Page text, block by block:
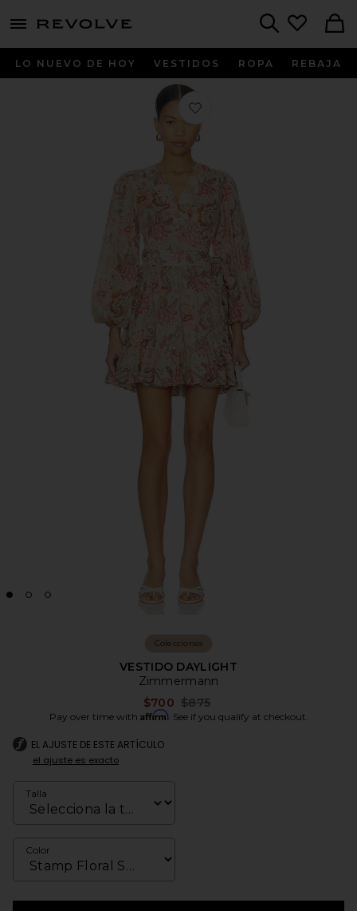
menu - shows more content
LO NUEVO DE HOY VESTIDOS ROPA REBAJA
Favorito VESTIDO DAYLIGHT
Colecciones
VESTIDO DAYLIGHT
Zimmermann
$700 Previous price:
$875
Pay over time with Affirm. See if you qualify at checkout.
EL AJUSTE DE ESTE ARTÍCULO
el ajuste es exacto
Talla
Color